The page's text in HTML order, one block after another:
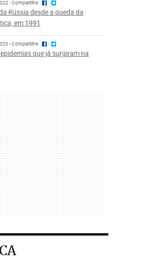
- Compartilhe
Rússia desde a queda da
em 1991
- Compartilhe
que já surgiram na